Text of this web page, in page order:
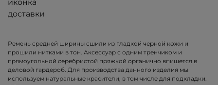
Ремень средней ширины сшили из гладкой черной кожи и
прошили нитками в тон. Аксессуар с одним тренчиком и
прямоугольной серебристой пряжкой органично впишется в
деловой гардероб. Для производства данного изделия мы
используем натуральные красители, в том числе для подкладки.